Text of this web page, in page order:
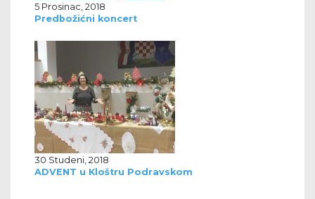
5 Prosinac, 2018
Predbožićni koncert
30 Studeni, 2018
ADVENT u Kloštru Podravskom